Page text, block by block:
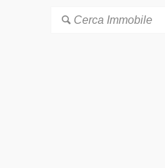
Cerca Immobile